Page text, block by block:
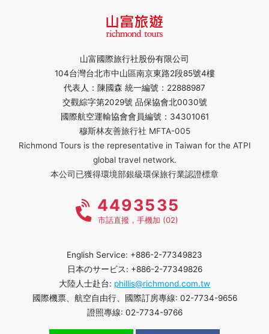
山富國際旅行社股份有限公司
104台灣台北市中山區南京東路2段85號4樓
代表人：陳國森 統一編號：22888987
交觀綜字第2029號 品保協會北0030號
國際航空運輸協會會員編號：34301061
穆斯林友善旅行社 MFTA-005
Richmond Tours is the representative in Taiwan for the ATPI
global travel network.
本公司已獲得環境部銀級環保旅行業認證標章
4493535
市話直撥，手機加 (02)
English Service: +886-2-77349823
日本のサービス: +886-2-77349826
大陸人士赴台: phillis@richmond.com.tw
國際機票、航空自由行、國際訂房專線: 02-7734-9656
證照專線: 02-7734-9766